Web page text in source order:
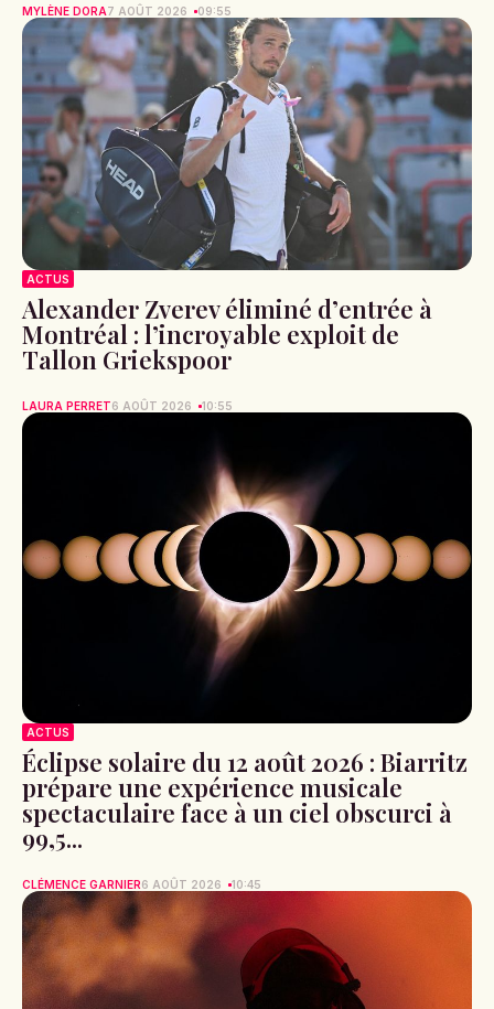
MYLÈNE DORA7 AOÛT 2026 09:55
ACTUS
Alexander Zverev éliminé d’entrée à
Montréal : l’incroyable exploit de
Tallon Griekspoor
LAURA PERRET6 AOÛT 2026 10:55
ACTUS
Éclipse solaire du 12 août 2026 : Biarritz
prépare une expérience musicale
spectaculaire face à un ciel obscurci à
99,5...
CLÉMENCE GARNIER6 AOÛT 2026 10:45